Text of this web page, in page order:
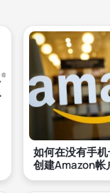
如何在没有手
创建Amazon帐